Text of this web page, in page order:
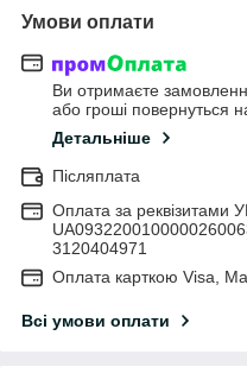
Умови оплати
Ви отримаєте
або гроші повернуться
Детальніше
Післяплата
Оплата за
3120404971
Оплата карткою Visa,
Всі умови оплати